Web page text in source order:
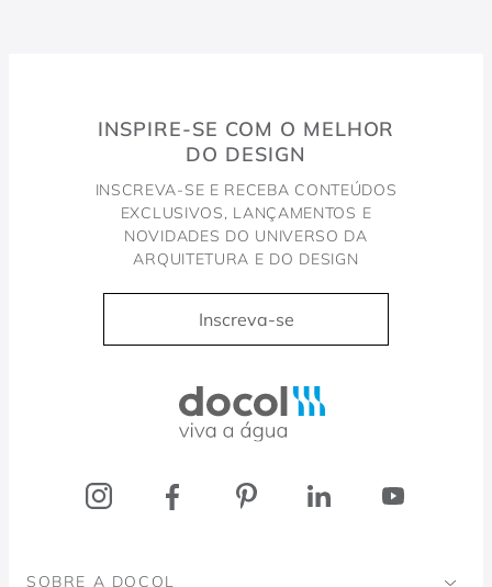
INSPIRE-SE COM O MELHOR
DO DESIGN
INSCREVA-SE E RECEBA CONTEÚDOS
EXCLUSIVOS, LANÇAMENTOS E
NOVIDADES DO UNIVERSO DA
ARQUITETURA E DO DESIGN
Inscreva-se
SOBRE A DOCOL